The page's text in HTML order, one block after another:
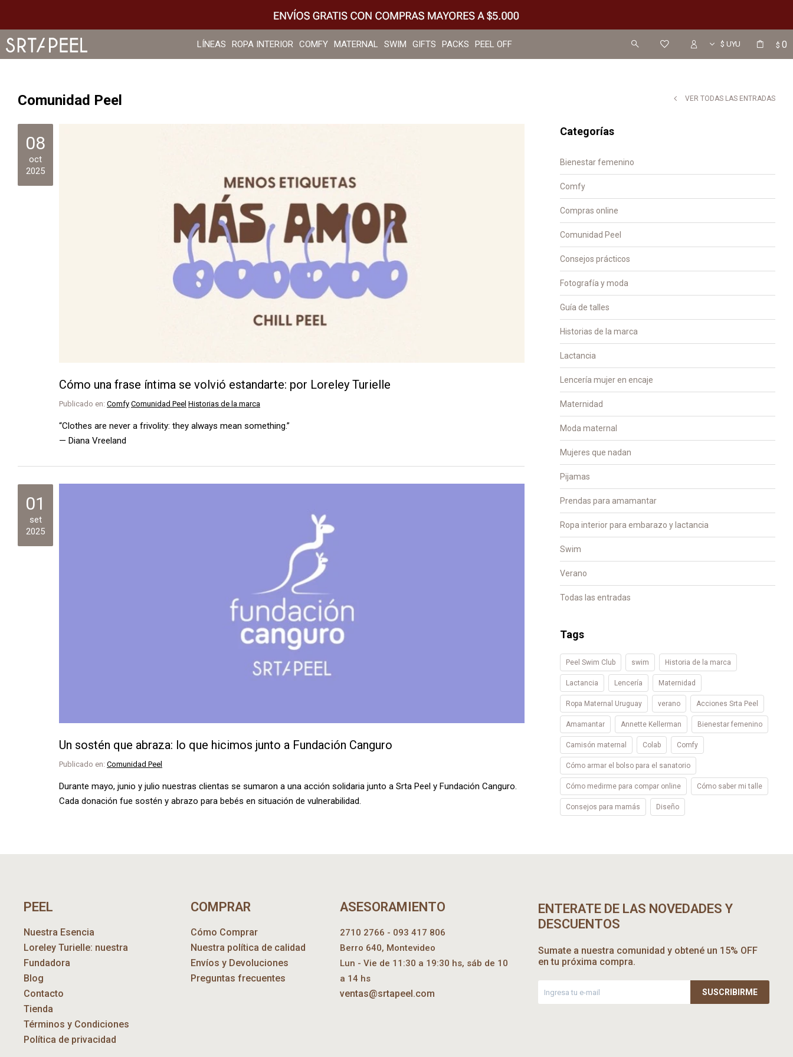
LÍNEAS ROPA INTERIOR COMFY MATERNAL SWIM GIFTS PACKS PEEL OFF $ 0
Comunidad Peel VER TODAS LAS ENTRADAS
Cómo una frase íntima se volvió estandarte: por Loreley Turielle
08
oct
2025
Publicado en: Comfy Comunidad Peel Historias de la marca
“Clothes are never a frivolity: they always mean something.”
— Diana Vreeland
Un sostén que abraza: lo que hicimos junto a Fundación Canguro
01
set
2025
Publicado en: Comunidad Peel
Durante mayo, junio y julio nuestras clientas se sumaron a una acción solidaria junto a Srta Peel y Fundación Canguro.
Cada donación fue sostén y abrazo para bebés en situación de vulnerabilidad.
Categorías
Bienestar femenino
Comfy
Compras online
Comunidad Peel
Consejos prácticos
Fotografía y moda
Guía de talles
Historias de la marca
Lactancia
Lencería mujer en encaje
Maternidad
Moda maternal
Mujeres que nadan
Pijamas
Prendas para amamantar
Ropa interior para embarazo y lactancia
Swim
Verano
Todas las entradas
Tags
Peel Swim Club swim Historia de la marca
Lactancia Lencería Maternidad
Ropa Maternal Uruguay verano Acciones Srta Peel
Amamantar Annette Kellerman Bienestar femenino
Camisón maternal Colab Comfy
Cómo armar el bolso para el sanatorio
Cómo medirme para compar online Cómo saber mi talle
Consejos para mamás Diseño
PEEL
Nuestra Esencia
Loreley Turielle: nuestra
Fundadora
Blog
Contacto
Tienda
Términos y Condiciones
Política de privacidad
COMPRAR
Cómo Comprar
Nuestra política de calidad
Envíos y Devoluciones
Preguntas frecuentes
ASESORAMIENTO
2710 2766 - 093 417 806
Berro 640, Montevideo
Lun - Vie de 11:30 a 19:30 hs, sáb de 10
a 14 hs
ventas@srtapeel.com
ENTERATE DE LAS NOVEDADES Y
DESCUENTOS
Sumate a nuestra comunidad y obtené un 15% OFF
en tu próxima compra.
SUSCRIBIRME